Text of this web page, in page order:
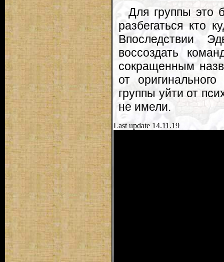
Для группы это
разбегаться кто
Впоследствии
воссоздать
сокращенным
от
группы уйти от
не имели.
Last update 14.11.19